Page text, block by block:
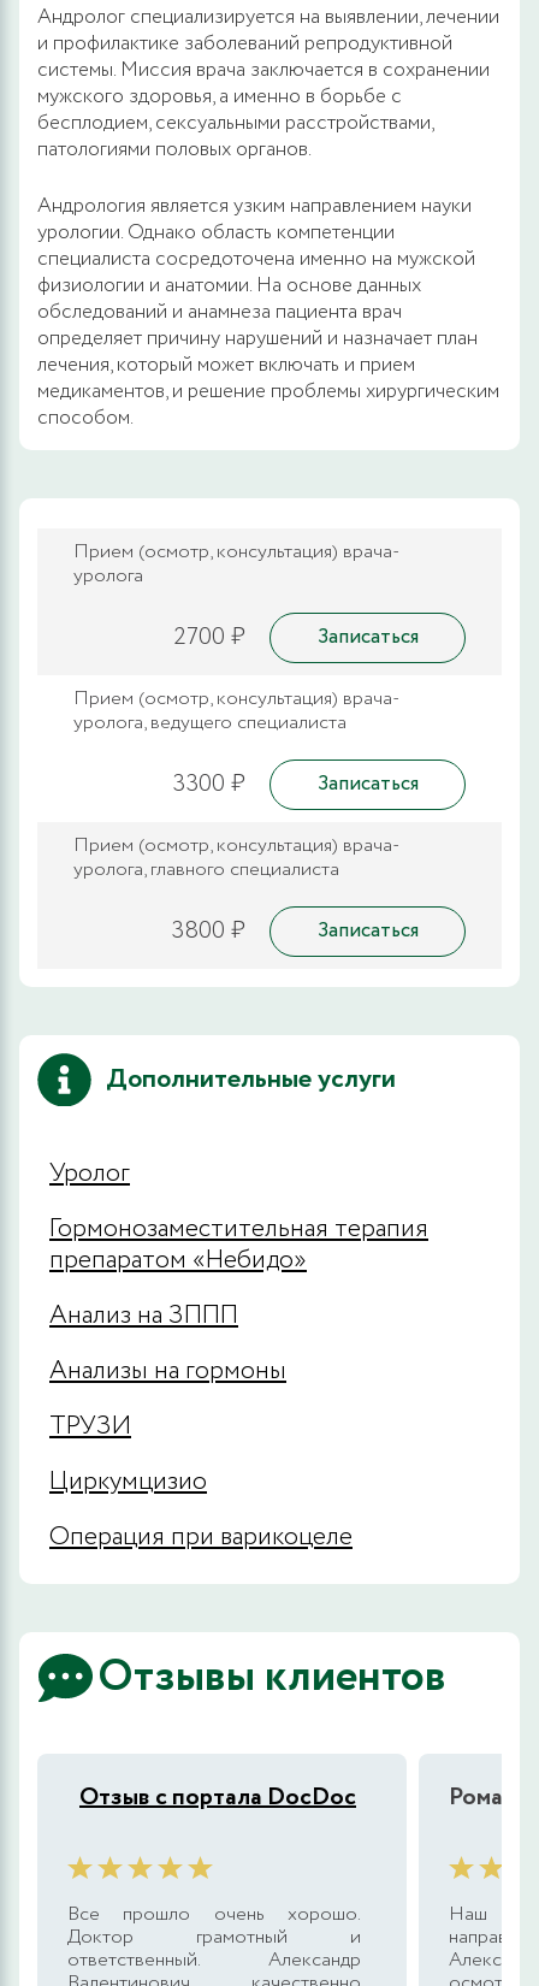
Андролог специализируется на выявлении, лечении
и профилактике заболеваний репродуктивной
системы. Миссия врача заключается в сохранении
мужского здоровья, а именно в борьбе с
бесплодием, сексуальными расстройствами,
патологиями половых органов.
Андрология является узким направлением науки
урологии. Однако область компетенции
специалиста сосредоточена именно на мужской
физиологии и анатомии. На основе данных
обследований и анамнеза пациента врач
определяет причину нарушений и назначает план
лечения, который может включать и прием
медикаментов, и решение проблемы хирургическим
способом.
Прием (осмотр, консультация) врача-
уролога
2700 ₽ Записаться
Прием (осмотр, консультация) врача-
уролога, ведущего специалиста
3300 ₽ Записаться
Прием (осмотр, консультация) врача-
уролога, главного специалиста
3800 ₽ Записаться
Дополнительные услуги
Уролог
Гормонозаместительная терапия
препаратом «Небидо»
Анализ на ЗППП
Анализы на гормоны
ТРУЗИ
Циркумцизио
Операция при варикоцеле
Отзывы клиентов
Отзыв с портала DocDoc
Все прошло очень хорошо.
Доктор грамотный и
ответственный. Александр
Роман
Наш